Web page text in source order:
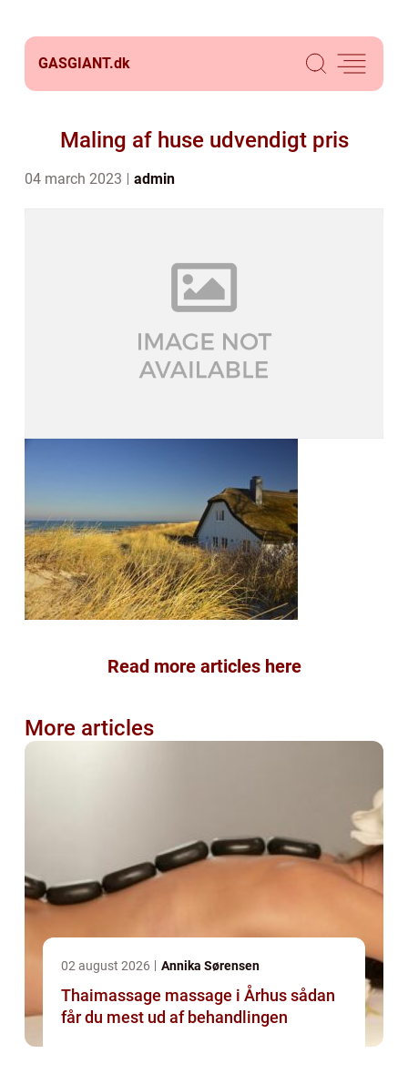
GASGIANT.dk
Maling af huse udvendigt pris
04 march 2023 admin
Read more articles here
More articles
02 august 2026 Annika Sørensen
Thaimassage massage i Århus sådan
får du mest ud af behandlingen